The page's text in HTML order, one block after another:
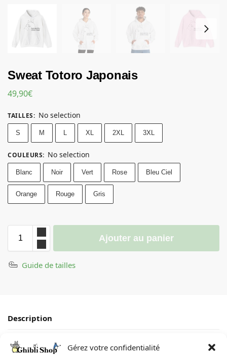
Gérez votre confidentialité
Sweat Totoro Japonais
49,90€
TAILLES: No selection
S M XL 2XL 3XL
COULEURS: No selection
Blanc Noir Vert Rose Bleu Ciel
Orange Rouge Gris
Ajouter au panier
Guide de tailles
Description
Informations complémentaires